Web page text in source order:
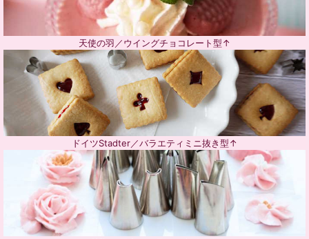
天使の羽／ウイングチョコレート型↑
ドイツStadter／バラエティミニ抜き型↑